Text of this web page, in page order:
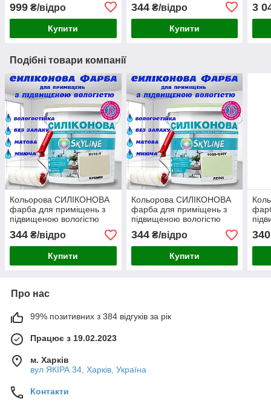
матова емаль SkyLine
Грівальд 3 л
999 ₴/відро
Купити
матова емаль SkyLine
Лессі 1 л
344₴/відро
Купити
3
Подібні товари компанії
Кольорова СИЛІКОНОВА
фарба для приміщень з
підвищеною вологістю
миюча протигрибкова
матова емаль SkyLine
Кремін 1 л
344 ₴/відро
Купити
Кольорова СИЛІКОНОВА
фарба для приміщень з
підвищеною вологістю
миюча протигрибкова
матова емаль SkyLine
Лессі 1 л
344₴/відро
Купити
340
Про нас
99% позитивних з 384 відгуків за рік
Працює з 19.02.2023
м. Харків
вул ЯКІРА 34, Харків, Україна
Контакти